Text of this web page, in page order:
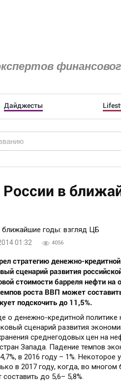
Дайджесты
в
01:32 4056
стратегию денежно-
сценарий развития
стоимости барреля нефти
роста ВВП может
подскочить до 11,5%.
о денежно-кредитной политике
сценарий развития
среднегодовых цен на
Запада. Падение темпов
в 2016 году – 1%.
в 2017 году, когда, во
до 5,6– 5,8%.